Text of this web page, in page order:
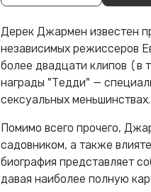
Дерек Джармен известен
независимых режиссеров
более двадцати клипов (в
награды "Тедди" —
сексуальных меньшинствах.
Помимо всего прочего,
садовником, а также
биография представляет
давая наиболее полную